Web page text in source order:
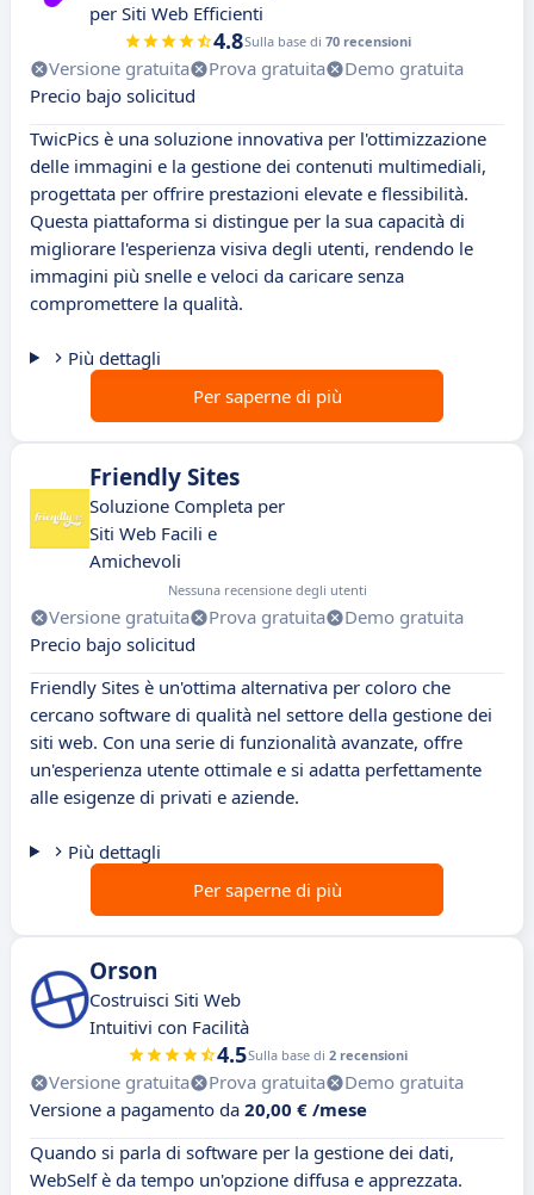
per Siti Web Efficienti
4.8Sulla base di 70 recensioni
Versione gratuita Prova gratuita
Demo gratuita
Precio bajo solicitud
TwicPics è una soluzione innovativa per l'ottimizzazione
delle immagini e la gestione dei contenuti multimediali,
progettata per offrire prestazioni elevate e flessibilità.
Questa piattaforma si distingue per la sua capacità di
migliorare l'esperienza visiva degli utenti, rendendo le
immagini più snelle e veloci da caricare senza
compromettere la qualità.
Più dettagli
Per saperne di più
Friendly Sites
Soluzione Completa per
Siti Web Facili e
Amichevoli
Nessuna recensione degli utenti
Versione gratuita Prova gratuita
Demo gratuita
Precio bajo solicitud
Friendly Sites è un'ottima alternativa per coloro che
cercano software di qualità nel settore della gestione dei
siti web. Con una serie di funzionalità avanzate, offre
un'esperienza utente ottimale e si adatta perfettamente
alle esigenze di privati e aziende.
Più dettagli
Per saperne di più
Orson
Costruisci Siti Web
Intuitivi con Facilità
4.5Sulla base di 2 recensioni
Versione gratuita Prova gratuita
Demo gratuita
Versione a pagamento da 20,00 € /mese
Quando si parla di software per la gestione dei dati,
WebSelf è da tempo un'opzione diffusa e apprezzata.